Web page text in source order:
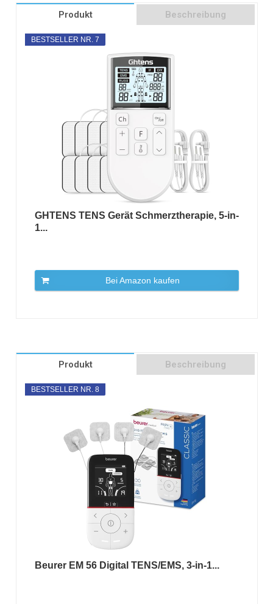
Produkt Beschreibung
BESTSELLER NR. 7
GHTENS TENS Gerät Schmerztherapie, 5-in-
1...
Bei Amazon kaufen
Produkt Beschreibung
BESTSELLER NR. 8
Beurer EM 56 Digital TENS/EMS, 3-in-1...